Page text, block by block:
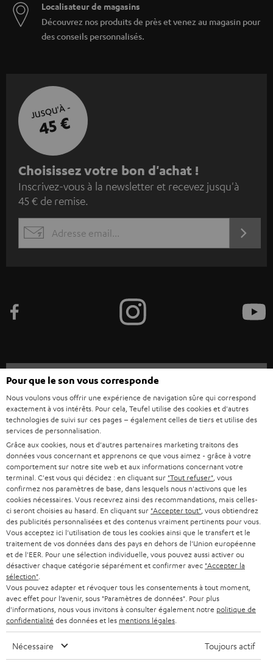
Localisateur de magasins
Découvrez nos produits de près et venez au magasin pour
des conseils personnalisés.
JUSQU'À -
45 €
I
n
s
c
r
z
o
s
à
l
a
n
e
w
s
l
e
t
t
e
r
Choisissez votre bon d'achat !
Inscrivez-vous à la newsletter et recevez jusqu'à
45 € de remise.
EMAIL
Catégories
HOME CINEMA
SYSTEMES COMPLETS HOME CINEMA
BARRES DE SON
STEREO
SMART HOME
BLUETOOTH
CASQUES AUDIO
CASQUES BLUETOOTH AUDIO
SYSTEMES COMPLETS
ENCEINTES
Société
SUPPORT
CARRIÈRE
PRESSE
B2B
BLOG
NEWSLETTER
MAGASINS
AVANTAGES D’ACHAT
L’HISTOIRE DE TEUFEL
Boutiques en ligne Teufel
ALLEMAGNE
AUTRICHE
SUISSE
PAYS-BAS
BELGIQUE
Pour que le son vous corresponde
Nous voulons vous offrir une expérience de navigation sûre qui correspond
exactement à vos intérêts. Pour cela, Teufel utilise des cookies et d'autres
technologies de suivi sur ces pages – également celles de tiers et utilise des
services de personnalisation.
Grâce aux cookies, nous et d'autres partenaires marketing traitons des
données vous concernant et apprenons ce que vous aimez - grâce à votre
comportement sur notre site web et aux informations concernant votre
terminal. C'est vous qui décidez : en cliquant sur "Tout refuser" , vous
confirmez nos paramètres de base, dans lesquels nous n'activons que les
cookies nécessaires. Vous recevrez ainsi des recommandations, mais celles-
ci seront choisies au hasard. En cliquant sur "Accepter tout" , vous obtiendrez
des publicités personnalisées et des contenus vraiment pertinents pour vous.
Vous acceptez ici l'utilisation de tous les cookies ainsi que le transfert et le
traitement de vos données dans des pays en dehors de l'Union européenne
et de l'EER. Pour une sélection individuelle, vous pouvez aussi activer ou
désactiver chaque catégorie séparément et confirmer avec "Accepter la
sélection"
Vous pouvez adapter et révoquer tous les consentements à tout moment,
avec effet pour l’avenir, sous "Paramètres de données". Pour plus
d'informations, nous vous invitons à consulter également notre politique de
confidentialité des données et les mentions légales
Nécessaire Toujours actif